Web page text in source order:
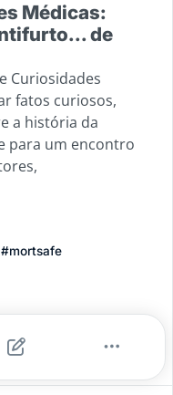
Médicas:
de
Curiosidades
fatos curiosos,
a história da
para um encontro
#mortsafe